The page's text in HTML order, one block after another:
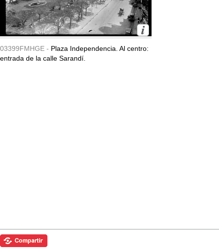
03399FMHGE - Plaza Independencia. Al centro:
entrada de la calle Sarandí.